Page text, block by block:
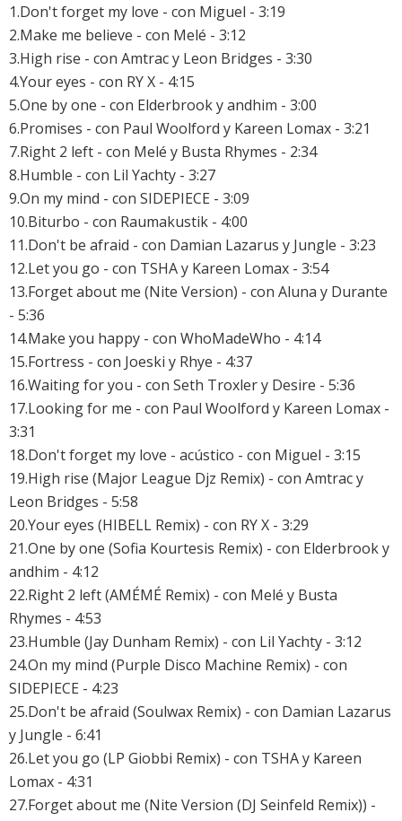
1.Don't forget my love - con Miguel - 3:19
2.Make me believe - con Melé - 3:12
3.High rise - con Amtrac y Leon Bridges - 3:30
4.Your eyes - con RY X - 4:15
5.One by one - con Elderbrook y andhim - 3:00
6.Promises - con Paul Woolford y Kareen Lomax - 3:21
7.Right 2 left - con Melé y Busta Rhymes - 2:34
8.Humble - con Lil Yachty - 3:27
9.On my mind - con SIDEPIECE - 3:09
10.Biturbo - con Raumakustik - 4:00
11.Don't be afraid - con Damian Lazarus y Jungle - 3:23
12.Let you go - con TSHA y Kareen Lomax - 3:54
13.Forget about me (Nite Version) - con Aluna y Durante
- 5:36
14.Make you happy - con WhoMadeWho - 4:14
15.Fortress - con Joeski y Rhye - 4:37
16.Waiting for you - con Seth Troxler y Desire - 5:36
17.Looking for me - con Paul Woolford y Kareen Lomax -
3:31
18.Don't forget my love - acústico - con Miguel - 3:15
19.High rise (Major League Djz Remix) - con Amtrac y
Leon Bridges - 5:58
20.Your eyes (HIBELL Remix) - con RY X - 3:29
21.One by one (Sofia Kourtesis Remix) - con Elderbrook y
andhim - 4:12
22.Right 2 left (AMÉMÉ Remix) - con Melé y Busta
Rhymes - 4:53
23.Humble (Jay Dunham Remix) - con Lil Yachty - 3:12
24.On my mind (Purple Disco Machine Remix) - con
SIDEPIECE - 4:23
25.Don't be afraid (Soulwax Remix) - con Damian Lazarus
y Jungle - 6:41
26.Let you go (LP Giobbi Remix) - con TSHA y Kareen
Lomax - 4:31
27.Forget about me (Nite Version (DJ Seinfeld Remix)) -